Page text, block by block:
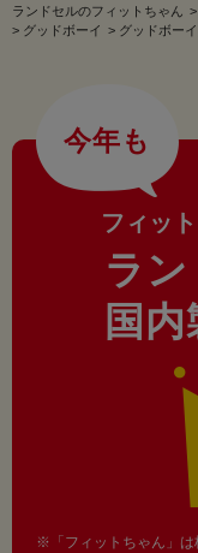
ランドセルのフィットちゃん >
> グッドボーイ > グッドボー
今年も
フィッ
ラ
国
※「フィットちゃん」は